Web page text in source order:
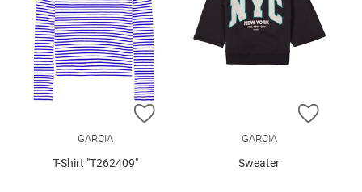
ZUR WUNSCHLISTE HINZUFÜGEN
GARCIA
T-Shirt "T262409"
ZUR
GARCIA
Sweater